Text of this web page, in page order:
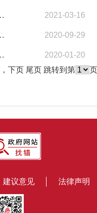
面试及专业能力测试公告 2021-03-16
聘工作人员拟聘用人员公示 2020-09-29
聘工作人员拟聘用人员公示
2020-01-20
下页 尾页 跳转到第 页
建议意见 法律声明